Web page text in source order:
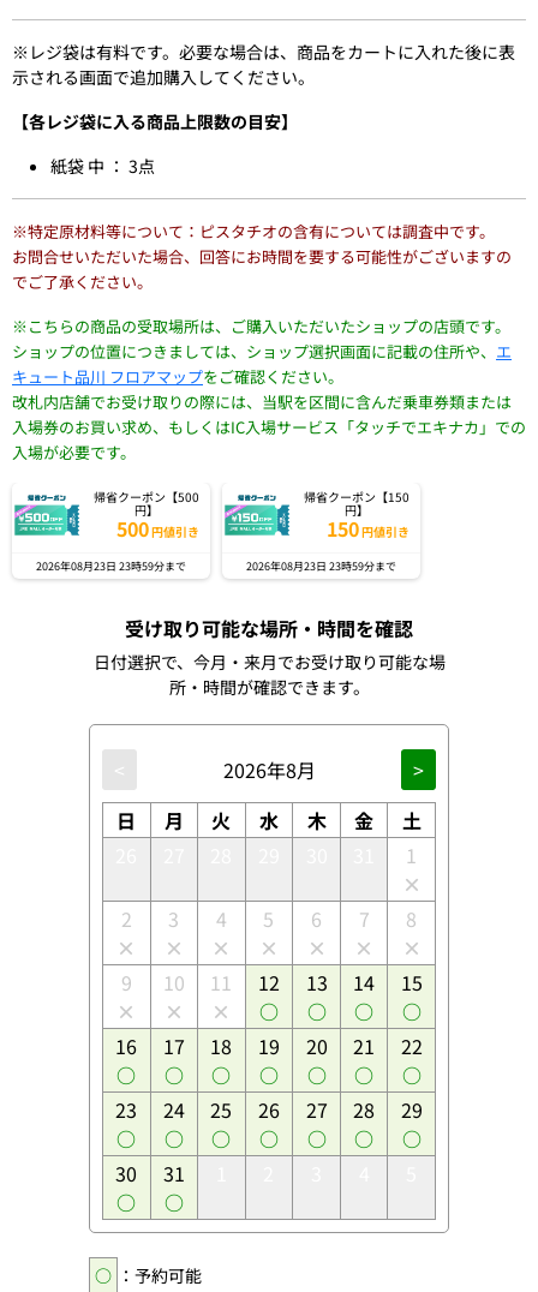
※レジ袋は有料です。必要な場合は、商品をカートに入れた後に表
示される画面で追加購入してください。
【各レジ袋に入る商品上限数の目安】
紙袋 中 ： 3点
※特定原材料等について：ピスタチオの含有については調査中です。
お問合せいただいた場合、回答にお時間を要する可能性がございますの
でご了承ください。
※こちらの商品の受取場所は、ご購入いただいたショップの店頭です。
ショップの位置につきましては、ショップ選択画面に記載の住所や、 エ
キュート品川 フロアマップをご確認ください。
改札内店舗でお受け取りの際には、当駅を区間に含んだ乗車券類または
入場券のお買い求め、もしくはIC入場サービス「タッチでエキナカ」での
入場が必要です。
帰省クーポン【500
円】
500円値引き
2026年08月23日 23時59分まで
帰省クーポン【150
円】
150円値引き
2026年08月23日 23時59分まで
受け取り可能な場所・時間を確認
日付選択で、今月・来月でお受け取り可能な場
所・時間が確認できます。
< 2026年8月
>
日
月 火 水 木 金
土
1
2 3 4 5 6 7 8
9 10 11 12 13 14 15
16 17 18 19 20 21 22
23 24 25 26 27 28 29
30 31
○ ：予約可能